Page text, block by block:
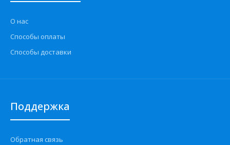
О нас
Способы оплаты
Способы доставки
Поддержка
Обратная связь